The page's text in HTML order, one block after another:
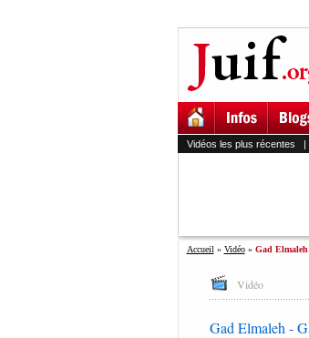
Vidéos les plus récentes |
Accueil » Vidéo» Gad
Vidéo
Gad Elmaleh -